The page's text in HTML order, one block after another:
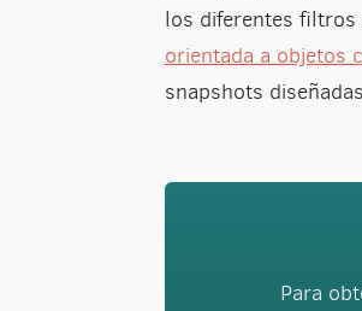
los diferentes filtros
orientada a objetos
snapshots
Para